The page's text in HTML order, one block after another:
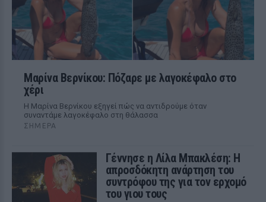
Μαρίνα Βερνίκου: Πόζαρε με λαγοκέφαλο στο
χέρι
Η Μαρίνα Βερνίκου εξηγεί πώς να αντιδρούμε όταν
συναντάμε λαγοκέφαλο στη θάλασσα
ΣΉΜΕΡΑ
Γέννησε η Λίλα Μπακλέση: Η
απροσδόκητη ανάρτηση του
συντρόφου της για τον ερχομό
του γιου τους